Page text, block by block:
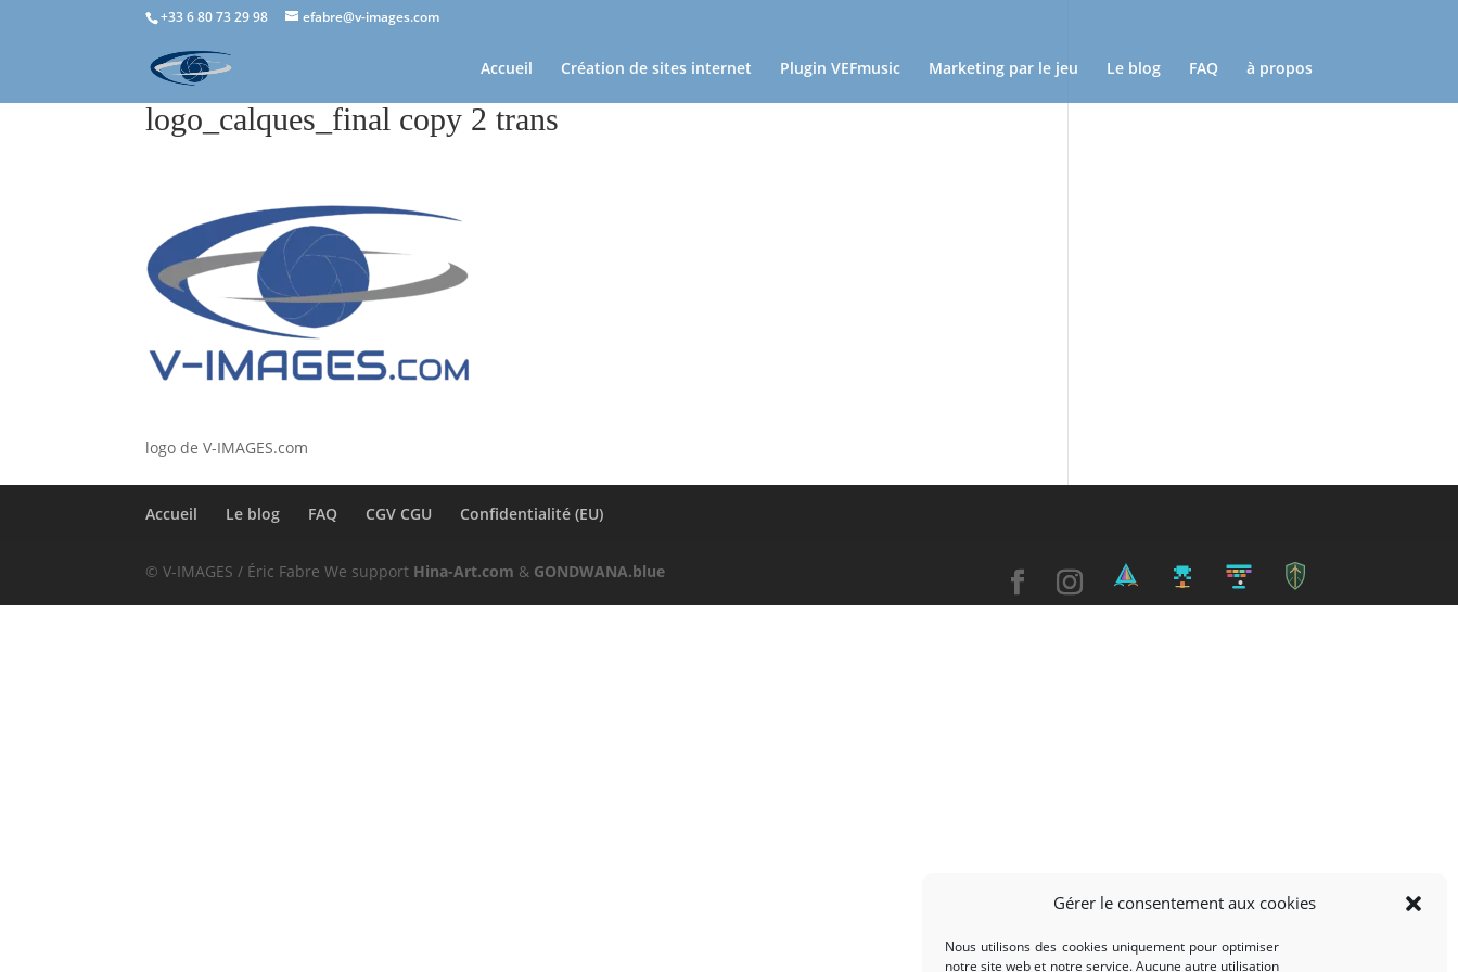
Gérer le consentement aux cookies
Nous utilisons des cookies uniquement pour optimiser
notre site web et notre service. Aucune autre utilisation
+33 6 80 73 29 98 efabre@v-images.com
Accueil Création de sites internet Plugin VEFmusic Marketing par le jeu Le blog FAQ à propos
logo_calques_final copy 2 trans
logo de V-IMAGES.com
Accueil Le blog FAQ CGV CGU Confidentialité (EU)
© V-IMAGES / Éric Fabre We support Hina-Art.com & GONDWANA.blue